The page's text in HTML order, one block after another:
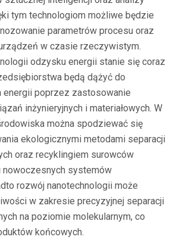
tym technologiom możliwe będzie
parametrów procesu oraz
w czasie rzeczywistym.
odzysku energii stanie się coraz
będą dążyć do
energii poprzez zastosowanie
inżynieryjnych i materiałowych. W
można spodziewać się
ekologicznymi metodami separacji
oraz recyklingiem surowców
nowoczesnych systemów
rozwój nanotechnologii może
w zakresie precyzyjnej separacji
na poziomie molekularnym, co
końcowych.